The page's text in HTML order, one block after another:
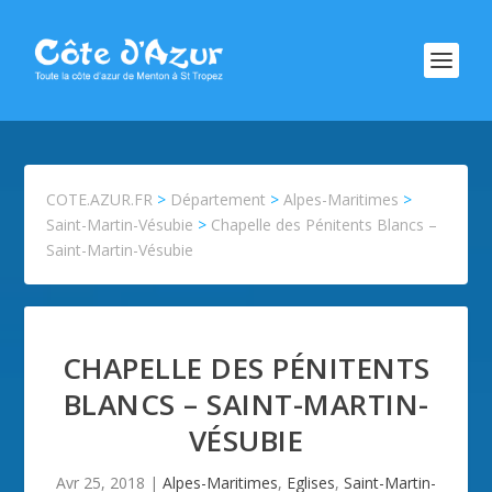
COTE.AZUR.FR > Département >Alpes-Maritimes >
Saint-Martin-Vésubie > Chapelle des Pénitents Blancs –
Saint-Martin-Vésubie
CHAPELLE DES PÉNITENTS
BLANCS – SAINT-MARTIN-
VÉSUBIE
Avr 25, 2018 | Alpes-Maritimes, Eglises, Saint-Martin-